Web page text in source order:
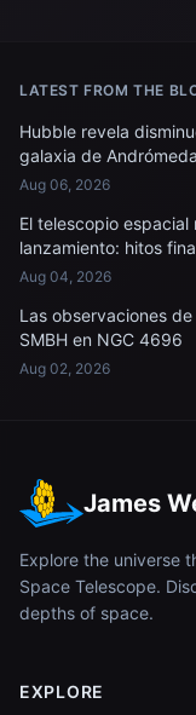
LATEST FROM THE
Hubble revela
galaxia de Andrómeda
Aug 06, 2026
El telescopio
lanzamiento: hitos
Aug 04, 2026
Las observaciones
SMBH en NGC 4696
Aug 02, 2026
James
Explore the universe
Space Telescope.
depths of space.
EXPLORE